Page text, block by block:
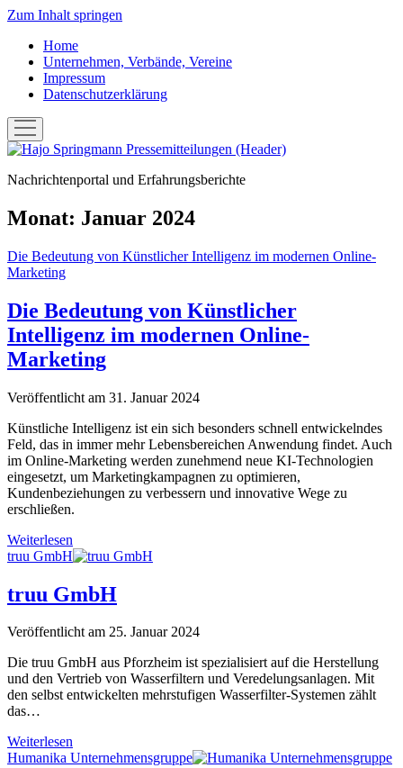
Zum Inhalt springen
Home
Unternehmen, Verbände, Vereine
Impressum
Datenschutzerklärung
Menü
öffnen
Hans-
"Hajo"
Pressemitteilungen
Nachrichtenportal und Erfahrungsberichte
Monat: Januar 2024
Die Bedeutung von Künstlicher Intelligenz im modernen Online-
Marketing
Die Bedeutung von Künstlicher
Intelligenz im modernen Online-
Marketing
Veröffentlicht am 31. Januar 2024
Künstliche Intelligenz ist ein sich besonders schnell entwickelndes
Feld, das in immer mehr Lebensbereichen Anwendung findet. Auch
im Online-Marketing werden zunehmend neue KI-Technologien
eingesetzt, um Marketingkampagnen zu optimieren,
Kundenbeziehungen zu verbessern und innovative Wege zu
erschließen.
Weiterlesen
Bedeutung
Künstlicher
Intelligenz
modernen
Marketing
truu GmbH
truu GmbH
Veröffentlicht am 25. Januar 2024
Die truu GmbH aus Pforzheim ist spezialisiert auf die Herstellung
und den Vertrieb von Wasserfiltern und Veredelungsanlagen. Mit
den selbst entwickelten mehrstufigen Wasserfilter-Systemen zählt
das…
Weiterlesen
GmbH
Humanika Unternehmensgruppe